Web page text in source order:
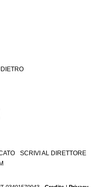
SCRIVI AL DIRETTORE